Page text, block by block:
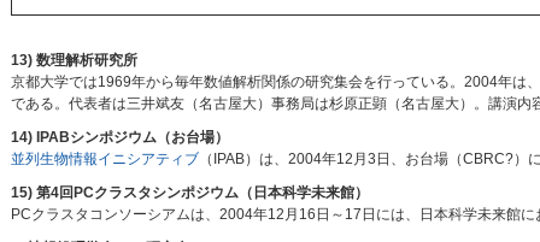
13) 数理解析研究所
京都大学では1969年から毎年数値解析関係の研究集会を行っている。2004年
である。代表者は三井斌友（名古屋大）事務局は杉原正顕（名古屋大）。講演内
14) IPABシンポジウム（お台場）
並列生物情報イニシアティブ（IPAB）は、2004年12月3日、お台場（CBRC?）
15) 第4回PCクラスタシンポジウム（日本科学未来館）
PCクラスタコンソーシアムは、2004年12月16日～17日には、日本科学未来館に